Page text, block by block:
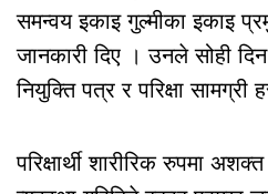
समन्वय इकाइ गुल्मीका इकाइ
जानकारी दिए । उनले सोही
नियुक्ति पत्र र परिक्षा सामग्री
परिक्षार्थी शारीरिक रुपमा